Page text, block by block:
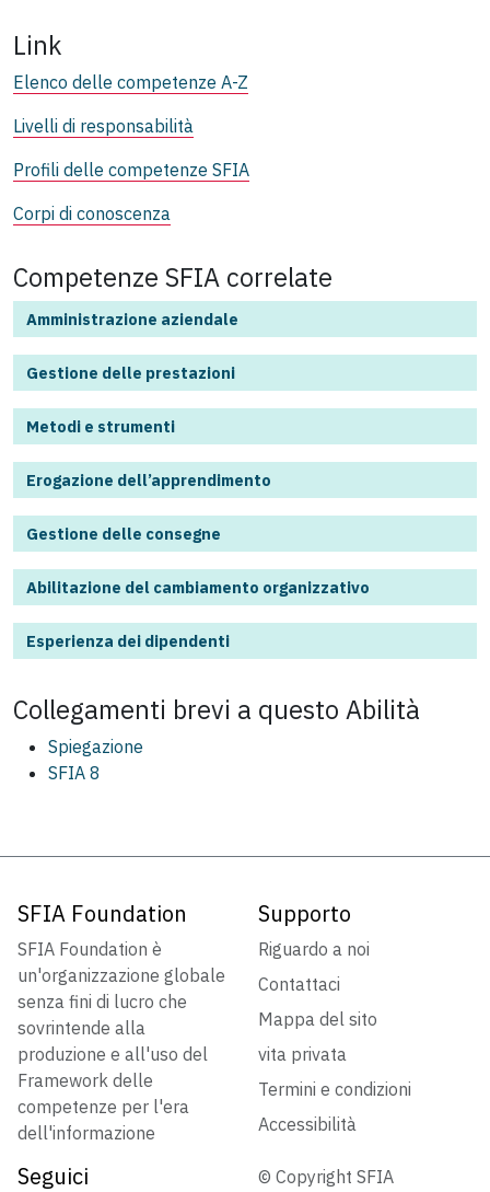
Link
Elenco delle competenze A-Z
Livelli di responsabilità
Profili delle competenze SFIA
Corpi di conoscenza
Competenze SFIA correlate
Amministrazione aziendale
Gestione delle prestazioni
Metodi e strumenti
Erogazione dell’apprendimento
Gestione delle consegne
Abilitazione del cambiamento organizzativo
Esperienza dei dipendenti
Collegamenti brevi a questo Abilità
Spiegazione
SFIA 8
SFIA Foundation
SFIA Foundation è
un'organizzazione globale
senza fini di lucro che
sovrintende alla
produzione e all'uso del
Framework delle
competenze per l'era
dell'informazione
Supporto
Riguardo a noi
Contattaci
Mappa del sito
vita privata
Termini e condizioni
Accessibilità
Seguici
© Copyright SFIA